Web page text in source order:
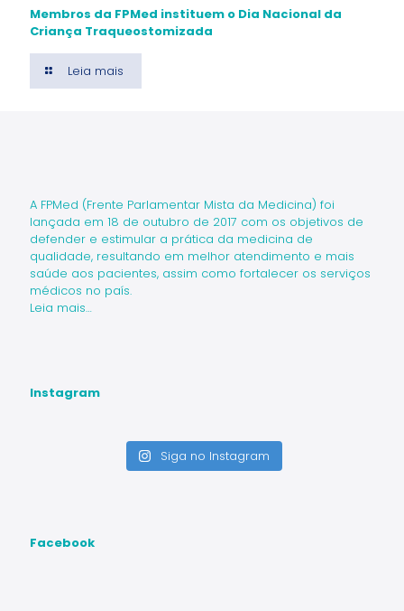
Membros da FPMed instituem o Dia Nacional da
Criança Traqueostomizada
Leia mais
A FPMed (Frente Parlamentar Mista da Medicina) foi
lançada em 18 de outubro de 2017 com os objetivos de
defender e estimular a prática da medicina de
qualidade, resultando em melhor atendimento e mais
saúde aos pacientes, assim como fortalecer os serviços
médicos no país.
Leia mais…
Instagram
Siga no Instagram
Facebook